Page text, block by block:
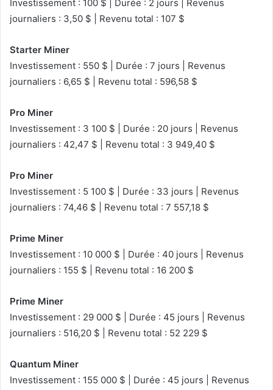
Investissement : 100 $ | Durée : 2 jours | Revenus
journaliers : 3,50 $ | Revenu total : 107 $
Starter Miner
Investissement : 550 $ | Durée : 7 jours | Revenus
journaliers : 6,65 $ | Revenu total : 596,58 $
Pro Miner
Investissement : 3 100 $ | Durée : 20 jours | Revenus
journaliers : 42,47 $ | Revenu total : 3 949,40 $
Pro Miner
Investissement : 5 100 $ | Durée : 33 jours | Revenus
journaliers : 74,46 $ | Revenu total : 7 557,18 $
Prime Miner
Investissement : 10 000 $ | Durée : 40 jours | Revenus
journaliers : 155 $ | Revenu total : 16 200 $
Prime Miner
Investissement : 29 000 $ | Durée : 45 jours | Revenus
journaliers : 516,20 $ | Revenu total : 52 229 $
Quantum Miner
Investissement : 155 000 $ | Durée : 45 jours | Revenus